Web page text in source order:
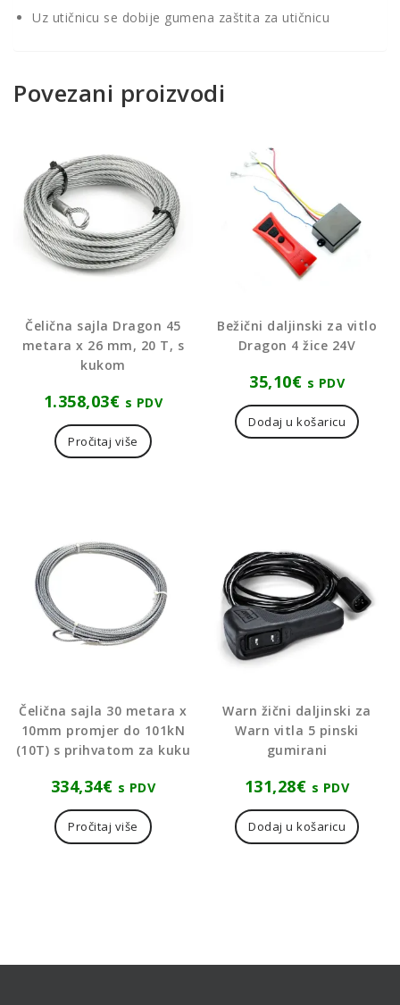
Uz utičnicu se dobije gumena zaštita za utičnicu
Povezani proizvodi
Čelična sajla Dragon 45
metara x 26 mm, 20 T, s
kukom
1.358,03€ s PDV
Pročitaj više
Bežični daljinski za vitlo
Dragon 4 žice 24V
35,10€ s PDV
Dodaj u košaricu
Čelična sajla 30 metara x
10mm promjer do 101kN
(10T) s prihvatom za kuku
334,34€ s PDV
Pročitaj više
Warn žični daljinski za
Warn vitla 5 pinski
gumirani
131,28€ s PDV
Dodaj u košaricu